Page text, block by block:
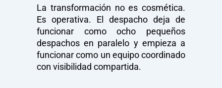
La transformación no es cosmética.
Es operativa. El despacho deja de
funcionar como ocho pequeños
despachos en paralelo y empieza a
funcionar como un equipo coordinado
con visibilidad compartida.